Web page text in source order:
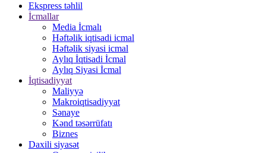
Ekspress təhlil
İcmallar
Media İcmalı
Həftəlik iqtisadi icmal
Həftəlik siyasi icmal
Aylıq İqtisadi İcmal
Aylıq Siyasi İcmal
İqtisadiyyat
Maliyyə
Makroiqtisadiyyat
Sənaye
Kənd təsərrüfatı
Biznes
Daxili siyasət